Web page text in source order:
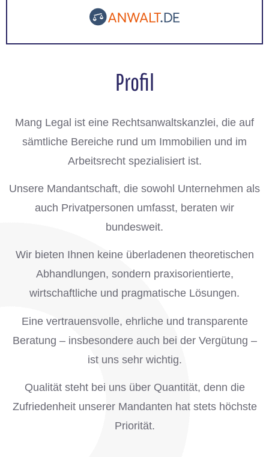
Profil
Mang Legal ist eine Rechtsanwaltskanzlei, die auf
sämtliche Bereiche rund um Immobilien und im
Arbeitsrecht spezialisiert ist.
Unsere Mandantschaft, die sowohl Unternehmen als
auch Privatpersonen umfasst, beraten wir
bundesweit.
Wir bieten Ihnen keine überladenen theoretischen
Abhandlungen, sondern praxisorientierte,
wirtschaftliche und pragmatische Lösungen.
Eine vertrauensvolle, ehrliche und transparente
Beratung – insbesondere auch bei der Vergütung –
ist uns sehr wichtig.
Qualität steht bei uns über Quantität, denn die
Zufriedenheit unserer Mandanten hat stets höchste
Priorität.